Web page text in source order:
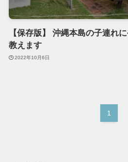
【保存版】 沖縄本島の子連れ
教えます
2022年10月6日
1